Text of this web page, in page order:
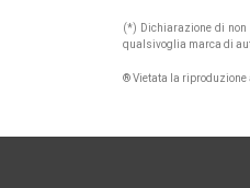
(*) Dichiarazione di non
qualsivoglia marca di
® Vietata la riproduzione